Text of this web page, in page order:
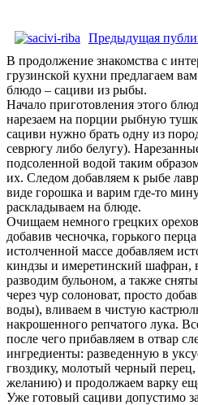
Предыдущая
В продолжение знакомства с
грузинской кухни предлагаем
блюдо – сациви из рыбы.
Начало приготовления этого
нарезаем на порции рыбную
сациви нужно брать одну из
севрюгу либо белугу).
подсоленной водой таким
их. Следом добавляем к рыбе
виде горошка и варим где-то
раскладываем на блюде.
Очищаем немного грецких
добавив чесночка, горького
истолченной массе добавляем
киндзы и имеретинский шафран,
разводим бульоном, а также
через чур солоноват, просто
воды), вливаем в чистую
накрошенного репчатого лука.
после чего прибавляем в отвар
ингредиенты: разведенную в
гвоздику, молотый черный
желанию) и продолжаем варку
Уже готовый сациви допустимо